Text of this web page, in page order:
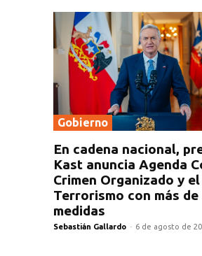
Gobierno
En cadena nacional,
Kast anuncia Agenda
Crimen Organizado y el
Terrorismo con más de
medidas
Sebastián Gallardo - 6 de agosto de